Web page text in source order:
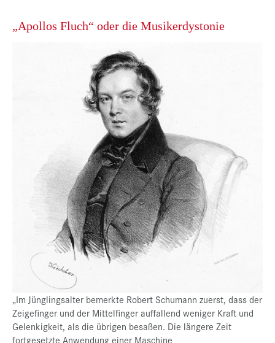
„Apollos Fluch“ oder die Musikerdystonie
„Im Jünglingsalter bemerkte Robert Schumann zuerst, dass der
Zeigefinger und der Mittelfinger auffallend weniger Kraft und
Gelenkigkeit, als die übrigen besaßen. Die längere Zeit
fortgesetzte Anwendung einer Maschine